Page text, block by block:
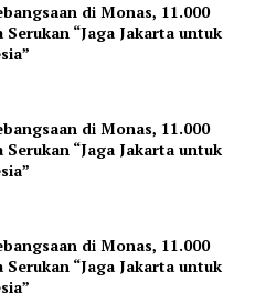
di Monas, 11.000
Serukan “Jaga Jakarta untuk
di Monas, 11.000
Serukan “Jaga Jakarta untuk
di Monas, 11.000
Serukan “Jaga Jakarta untuk